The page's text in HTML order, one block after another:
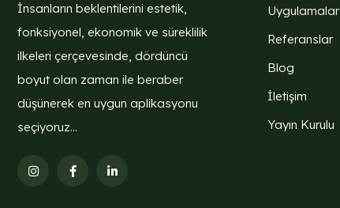
İnsanların beklentilerini estetik,
fonksiyonel, ekonomik ve süreklilik
ilkeleri çerçevesinde, dördüncü
boyut olan zaman ile beraber
düşünerek en uygun aplikasyonu
seçiyoruz...
Uygulamalar
Referanslar
Blog
İletişim
Yayın Kurulu